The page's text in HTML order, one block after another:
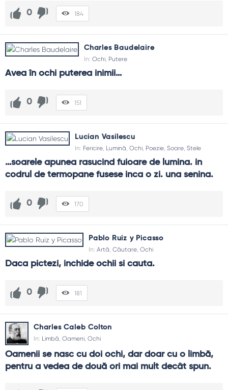
0 184
Charles Baudelaire
In: Ochi Putere
Avea în ochi puterea inimii…
0 151
Lucian Vasilescu
In: Fericire Lumină Ochi Poezie Soare Stele
…soarele apunea rasucind fuioare de lumina. in
codrul de termopane fusese inca o zi. una senina.
0 170
Pablo Ruiz y Picasso
In: Artă Căutare Ochi
Daca pictezi, inchide ochii si cauta.
0 181
Charles Caleb Colton
In: Limbă Oameni Ochi
Oamenii se nasc cu doi ochi, dar doar cu o limbă,
pentru a vedea de două ori mai mult decât spun.